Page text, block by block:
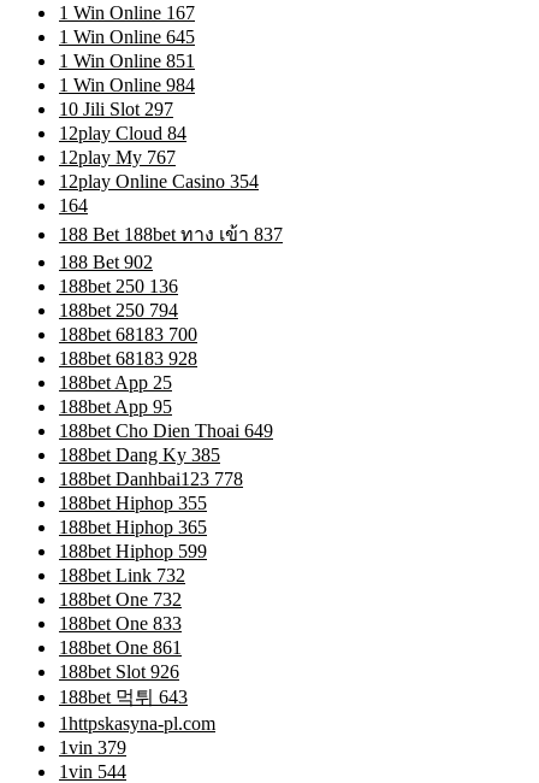
1 Win Online 167
1 Win Online 645
1 Win Online 851
1 Win Online 984
10 Jili Slot 297
12play Cloud 84
12play My 767
12play Online Casino 354
164
188 Bet 188bet ทาง เข้า 837
188 Bet 902
188bet 250 136
188bet 250 794
188bet 68183 700
188bet 68183 928
188bet App 25
188bet App 95
188bet Cho Dien Thoai 649
188bet Dang Ky 385
188bet Danhbai123 778
188bet Hiphop 355
188bet Hiphop 365
188bet Hiphop 599
188bet Link 732
188bet One 732
188bet One 833
188bet One 861
188bet Slot 926
188bet 먹튀 643
1httpskasyna-pl.com
1vin 379
1vin 544